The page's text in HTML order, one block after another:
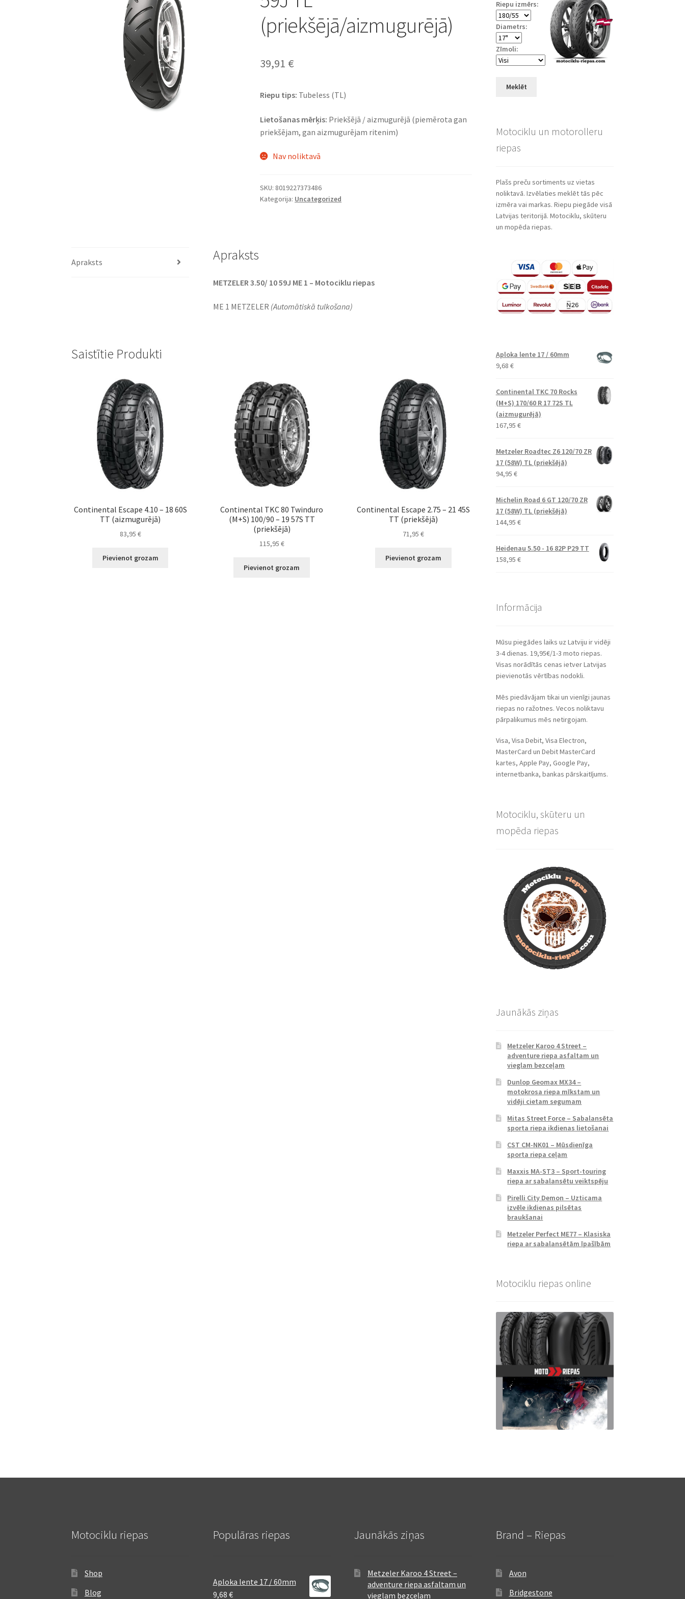
(priekšējā/aizmugurējā)
39,91 €
Riepu tips: Tubeless (TL)
Lietošanas mērķis: Priekšējā / aizmugurējā (piemērota gan
priekšējam, gan aizmugurējam ritenim)
Nav noliktavā
SKU: 8019227373486
Kategorija: Uncategorized
Apraksts Apraksts
METZELER 3.50/ 10 59J ME 1 – Motociklu riepas
ME 1 METZELER (Automātiskā tulkošana)
Saistītie Produkti
Continental Escape 4.10 – 18 60S
TT (aizmugurējā)
83,95 €
Pievienot grozam
Continental TKC 80 Twinduro
(M+S) 100/90 – 19 57S TT
(priekšējā)
115,95 €
Pievienot grozam
Continental Escape 2.75 – 21 45S
TT (priekšējā)
71,95 €
Pievienot grozam
Riepu izmērs:
Diametrs:
Zīmoli:
Meklēt
Motociklu un motorolleru
riepas
Plašs preču sortiments uz vietas
noliktavā. Izvēlaties meklēt tās pēc
izmēra vai markas. Riepu piegāde visā
Latvijas teritorijā. Motociklu, skūteru
un mopēda riepas.
Aploka lente 17 / 60mm
9,68 €
Continental TKC 70 Rocks
(M+S) 170/60 R 17 72S TL
(aizmugurējā)
167,95 €
Metzeler Roadtec Z6 120/70 ZR
17 (58W) TL (priekšējā)
94,95 €
Michelin Road 6 GT 120/70 ZR
17 (58W) TL (priekšējā)
144,95 €
Heidenau 5.50 - 16 82P P29 TT
158,95 €
Informācija
Mūsu piegādes laiks uz Latviju ir vidēji
3-4 dienas. 19,95€/1-3 moto riepas.
Visas norādītās cenas ietver Latvijas
pievienotās vērtības nodokli.
Mēs piedāvājam tikai un vienīgi jaunas
riepas no ražotnes. Vecos noliktavu
pārpalikumus mēs netirgojam.
Visa, Visa Debit, Visa Electron,
MasterCard un Debit MasterCard
kartes, Apple Pay, Google Pay,
internetbanka, bankas pārskaitījums.
Motociklu, skūteru un
mopēda riepas
Jaunākās ziņas
Metzeler Karoo 4 Street –
adventure riepa asfaltam un
vieglam bezceļam
Dunlop Geomax MX34 –
motokrosa riepa mīkstam un
vidēji cietam segumam
Mitas Street Force – Sabalansēta
sporta riepa ikdienas lietošanai
CST CM-NK01 – Mūsdienīga
sporta riepa ceļam
Maxxis MA-ST3 – Sport-touring
riepa ar sabalansētu veiktspēju
Pirelli City Demon – Uzticama
izvēle ikdienas pilsētas
braukšanai
Metzeler Perfect ME77 – Klasiska
riepa ar sabalansētām īpašībām
Motociklu riepas online
Motociklu riepas
Shop
Blog
Populāras riepas
Aploka lente 17 / 60mm
9,68 €
Jaunākās ziņas
Metzeler Karoo 4 Street –
adventure riepa asfaltam un
vieglam bezceļam
Brand – Riepas
Avon
Bridgestone